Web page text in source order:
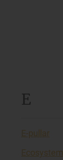
E
E-pullar
Ecosystem